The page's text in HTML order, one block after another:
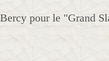
pour le "Grand